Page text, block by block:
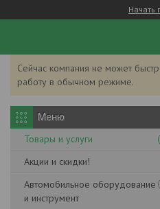
Начать
Сейчас компания не может
работу в обычном режиме.
Товары и услуги
Акции и скидки!
Автомобильное оборудование
и инструмент